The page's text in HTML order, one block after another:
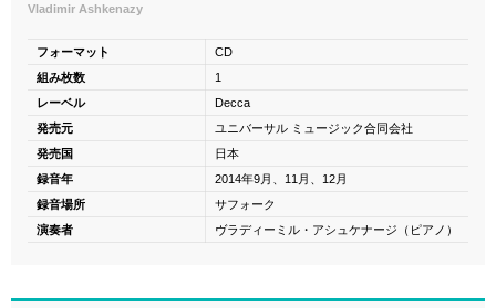
Vladimir Ashkenazy
フォーマット
CD
組み枚数
1
レーベル
Decca
発売元
ユニバーサル ミュージック合同会社
発売国
日本
録音年
2014年9月、11月、12月
録音場所
サフォーク
演奏者
ヴラディーミル・アシュケナージ（ピアノ）